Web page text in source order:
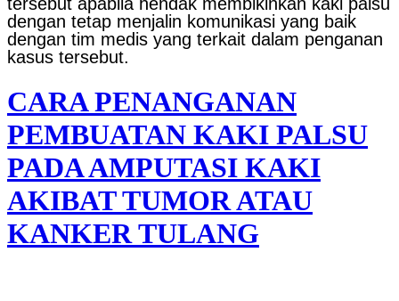
dengan tetap menjalin komunikasi yang baik
dengan tim medis yang terkait dalam penganan
kasus tersebut.
CARA PENANGANAN
PEMBUATAN KAKI PALSU
PADA AMPUTASI KAKI
AKIBAT TUMOR ATAU
KANKER TULANG